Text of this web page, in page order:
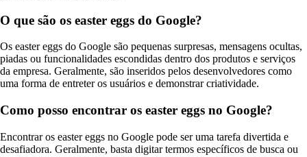
O que são os easter eggs do Google?
Os easter eggs do Google são pequenas surpresas, mensagens ocultas,
piadas ou funcionalidades escondidas dentro dos produtos e serviços
da empresa. Geralmente, são inseridos pelos desenvolvedores como
uma forma de entreter os usuários e demonstrar criatividade.
Como posso encontrar os easter eggs no Google?
Encontrar os easter eggs no Google pode ser uma tarefa divertida e
desafiadora. Geralmente, basta digitar termos específicos de busca ou